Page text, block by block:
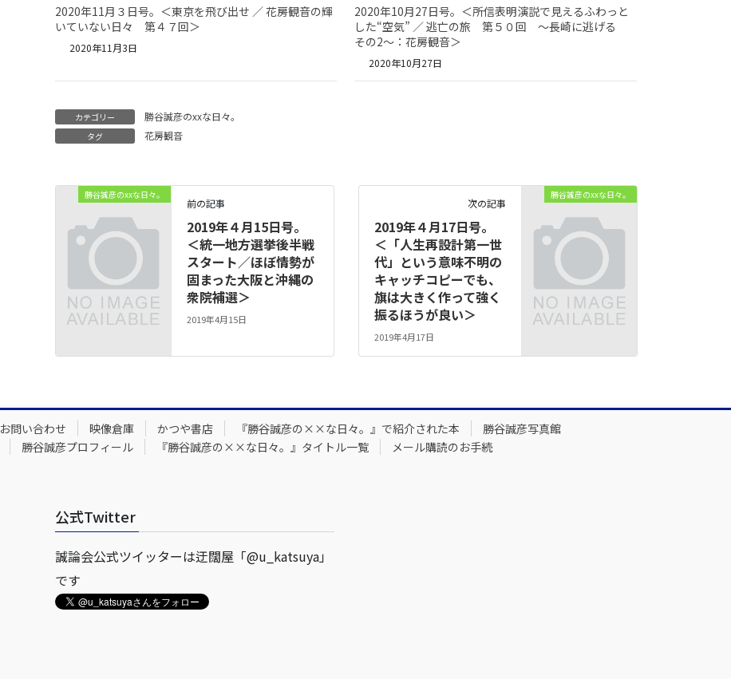
2020年11月３日号。＜東京を飛び出せ ／ 花房観音の輝
いていない日々 第４７回＞
2020年11月3日
2020年10月27日号。＜所信表明演説で見えるふわっと
した“空気” ／ 逃亡の旅 第５０回 ～長崎に逃げる
その2～：花房観音＞
2020年10月27日
カテゴリー 勝谷誠彦のxxな日々。
タグ 花房観音
勝谷誠彦のxxな日々。
前の記事
2019年４月15日号。
＜統一地方選挙後半戦
スタート／ほぼ情勢が
固まった大阪と沖縄の
衆院補選＞
2019年4月15日
勝谷誠彦のxxな日々。
次の記事
2019年４月17日号。
＜「人生再設計第一世
代」という意味不明の
キャッチコピーでも、
旗は大きく作って強く
振るほうが良い＞
2019年4月17日
お問い合わせ 映像倉庫 かつや書店 『勝谷誠彦の××な日々。』で紹介された本
勝谷誠彦写真館
勝谷誠彦プロフィール 『勝谷誠彦の××な日々。』タイトル一覧
メール購読のお手続
公式Twitter
誠論会公式ツイッターは迂闊屋「@u_katsuya」
です